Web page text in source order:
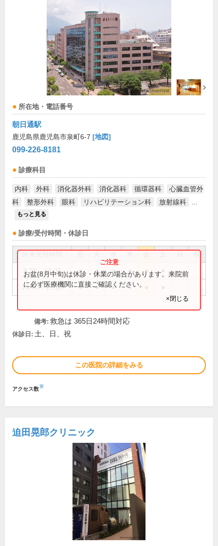
所在地・電話番号
朝日通駅
鹿児島県鹿児島市泉町6-7 [地図]
099-226-8181
診療科目
内科 外科 消化器外科 消化器科 循環器科
心臓血管外
科
整形外科 眼科 リハビリテーション科 放射線科
もっと見る
診療/受付時間・休診日
祝
8:30～13:00 ● ● ● ● ●
14:00～17:30 ● ● ● ●
お盆(8月中旬)は休診・休業の場合があります。来院前
に必ず医療機関に直接ご確認ください。
×閉じる
備考: 救急は 365日24時間対応
休診日: 土、日、祝
この医院の詳細をみる
アクセス数※
迫田晃郎クリニック